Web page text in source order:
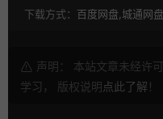
下载方式： 百度网盘,城通网
声明： 本站文章未经许
学习， 版权说明点此了解 ！